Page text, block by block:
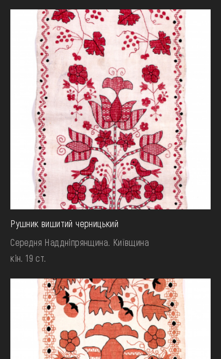
Рушник вишитий черницький
Середня Наддніпрянщина. Київщина
кін. 19 ст.